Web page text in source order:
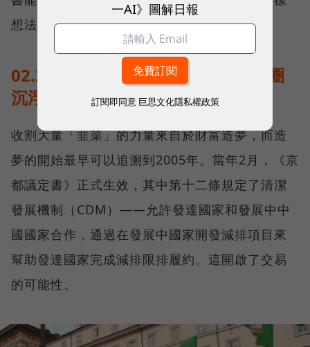
想法的就很可能淪為『韭菜』。」
02.2005-2017：第一批掘金者與碳圈
沉浮
收割大量「韭菜」的力量來自於財富造夢，而造
夢的開始最早可以追溯到2005年。當年2月，《京
都議定書》正式生效，其中第十二條規定了清潔
發展機制（CDM）——允許發達國家和發展中中
國國家合作，通過在發展中國家開發減排項目來
幫助發達國家完成減排限排履約。這開啟了交易
的可能性。
一AI》圖解日報
訂閱即同意 巨思文化隱私權政策